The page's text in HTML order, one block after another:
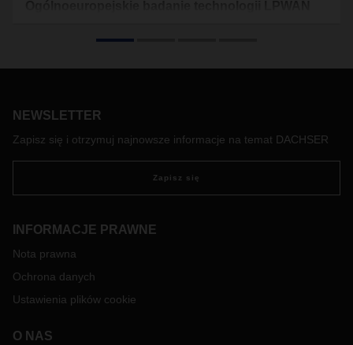
większego znaczenia w logistyce. Istniejąca infrastruktura
komunikacyjne, naukowcy z Fraunhofer Institute for Material
Flow and Logistics (IML) połączyli siły z DACHSER i
NEWSLETTER
Zapisz się i otrzymuj najnowsze informacje na temat DACHSER
Zapisz się
INFORMACJE PRAWNE
Nota prawna
Ochrona danych
Ustawienia plików cookie
O NAS